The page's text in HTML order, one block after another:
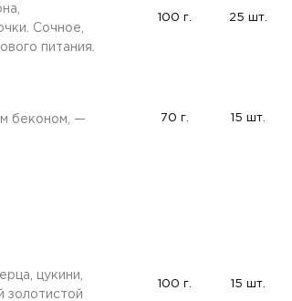
Сочное,
питания.
100 г. 25 шт.
беконом, —
70 г. 15 шт.
цукини,
золотистой
100 г. 15 шт.